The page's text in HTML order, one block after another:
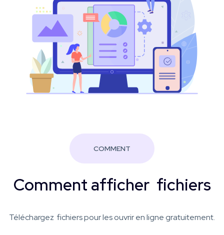
COMMENT
Comment afficher fichiers
Téléchargez fichiers pour les ouvrir en ligne gratuitement.